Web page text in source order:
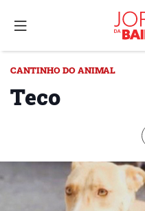
CANTINHO DO ANIMAL
Teco